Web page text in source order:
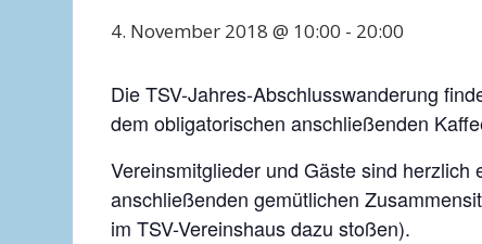
4. November 2018 @ 10:00 - 20:00
Die TSV-Jahres-Abschlusswanderung
dem obligatorischen anschließenden
Vereinsmitglieder und Gäste sind
anschließenden gemütlichen
im TSV-Vereinshaus dazu stoßen).